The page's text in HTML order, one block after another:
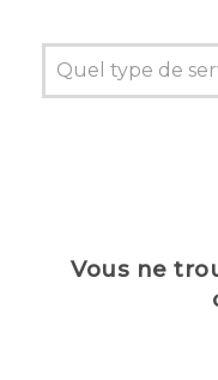
Vous ne